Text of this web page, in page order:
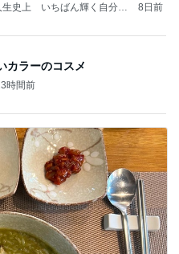
史上 いちばん輝く自分に
8日前
カラーのコスメ
時間前